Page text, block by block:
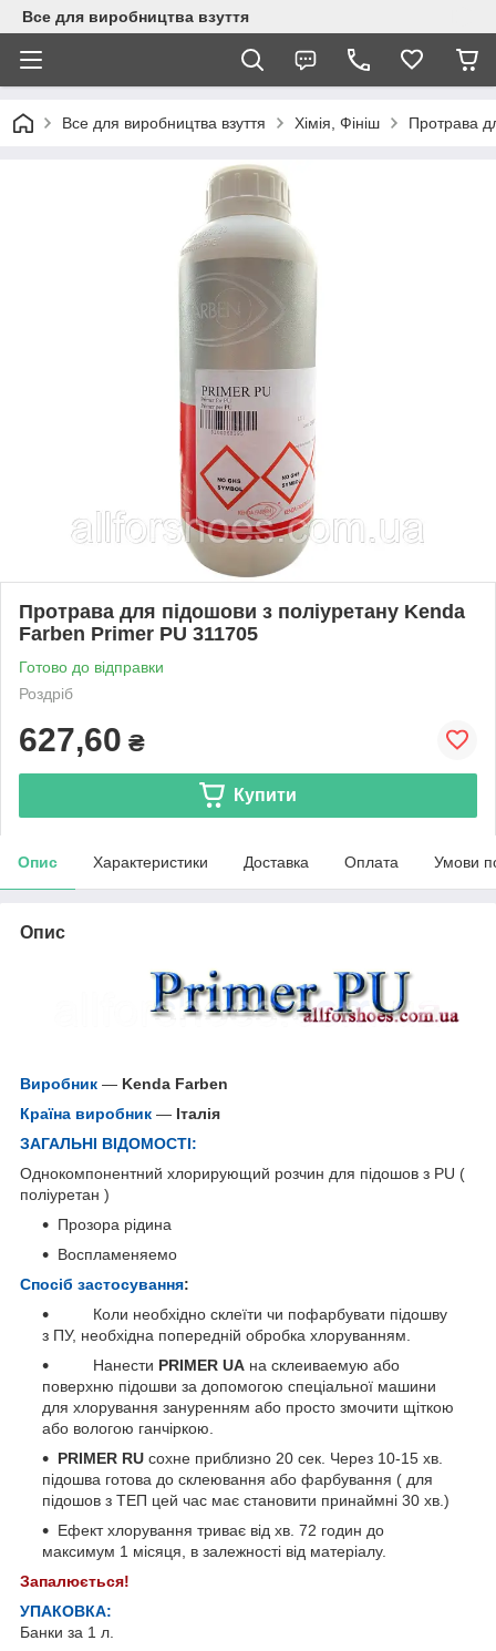
Все для виробництва взуття
Все для виробництва взуття Хімія, Фініш Протрава
Протрава для підошови з поліуретану Kenda
Farben Primer PU 311705
Готово до відправки
Роздріб
627,60 ₴
Купити
Опис Характеристики Доставка Оплата Умови
Опис
Виробник — Kenda Farben
Країна виробник — Італія
ЗАГАЛЬНІ ВІДОМОСТІ:
Однокомпонентний хлорирующий розчин для підошов з PU (
поліуретан )
Прозора рідина
Воспламеняемо
Спосіб застосування:
Коли необхідно склеїти чи пофарбувати підошву
з ПУ, необхідна попередній обробка хлоруванням.
Нанести PRIMER UA на склеиваемую або
поверхню підошви за допомогою спеціальної машини
для хлорування зануренням або просто змочити щіткою
або вологою ганчіркою.
PRIMER RU сохне приблизно 20 сек. Через 10-15 хв.
підошва готова до склеювання або фарбування ( для
підошов з ТЕП цей час має становити принаймні 30 хв.)
Ефект хлорування триває від хв. 72 годин до
максимум 1 місяця, в залежності від матеріалу.
Запалюється!
УПАКОВКА:
Банки за 1 л.